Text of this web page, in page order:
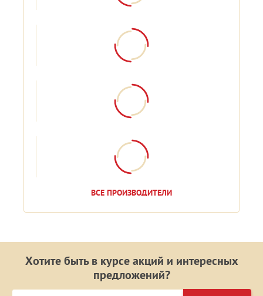
ВСЕ ПРОИЗВОДИТЕЛИ
Хотите быть в курсе акций и интересных
предложений?